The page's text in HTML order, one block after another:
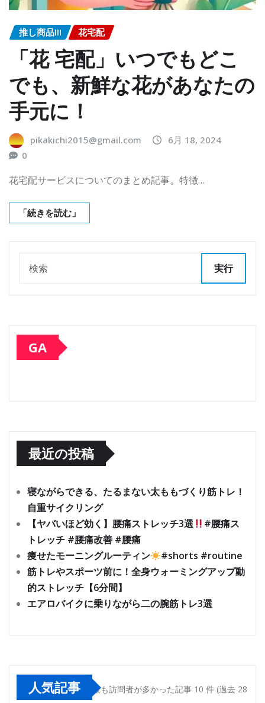
推し商品III 花宅配
「花 宅配」いつでもどこ
でも、新鮮な花があなたの
手元に！
pikakichi2015@gmail.com
6月 18, 2024
0
花宅配サービスについてのまとめ記事。特徴…
「続きを読む」
実行
GA
最近の投稿
寝ながらできる、たるまない太ももづくり筋トレ！
自重サイクリング
【ヤバいほど効く】腰痛ストレッチ3選
#腰痛ス
トレッチ #腰痛改善 #腰痛
痩せたモーニングルーティン
#shorts #routine
筋トレやスポーツ前に！全身ウォーミングアップ動
的ストレッチ【6分間】
エアロバイクに乗りながら二の腕筋トレ3選
人気記事 最も訪問者が多かった記事 10 件 (過去 28